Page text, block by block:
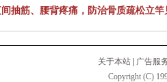
抽筋、腰背疼痛，防治骨质疏松立竿
关于本站
广告服
Copyright (C)